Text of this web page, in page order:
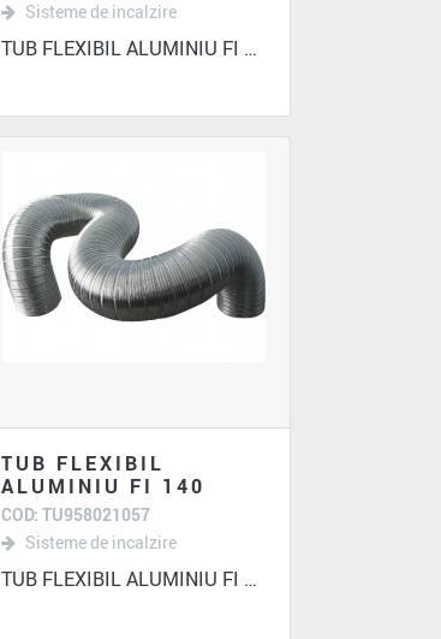
Sisteme de incalzire
TUB FLEXIBIL ALUMINIU FI 110
TUB FLEXIBIL
ALUMINIU FI 140
COD: TU958021057
Sisteme de incalzire
TUB FLEXIBIL ALUMINIU FI 140